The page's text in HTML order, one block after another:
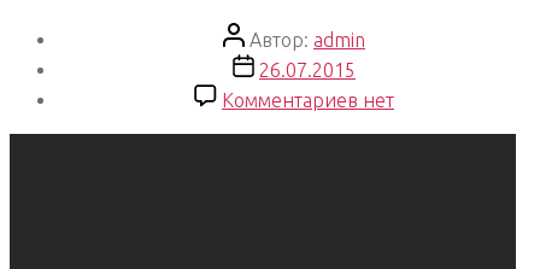
Автор
записи
Автор: admin
Дата
записи
26.07.2015
Комментариев кнет